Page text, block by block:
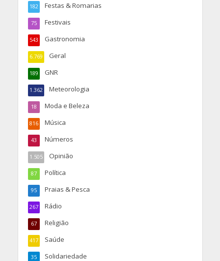
Festas & Romarias
182
Festivais
75
Gastronomia
543
Geral
6.769
GNR
189
Meteorologia
1.362
Moda e Beleza
18
Música
816
Números
43
Opinião
1.505
Política
87
Praias & Pesca
95
Rádio
267
Religião
67
Saúde
417
Solidariedade
35